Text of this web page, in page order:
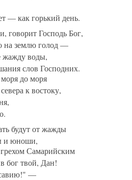
— как горький день.
говорит Господь Бог,
на землю голод —
жажду воды,
слов Господних.
до моря
к востоку,
будут от жажды
и юноши,
Самарийским
бог твой, Дан!
—